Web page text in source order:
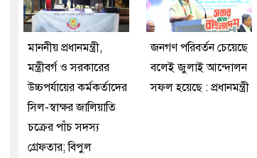
মাননীয় প্রধানমন্ত্রী,
মন্ত্রীবর্গ ও সরকারের
উচ্চপর্যায়ের কর্মকর্তাদের
সিল-স্বাক্ষর জালিয়াতি
চক্রের পাঁচ সদস্য
গ্রেফতার; বিপুল
জনগণ পরিবর্তন চেয়েছে
বলেই জুলাই আন্দোলন
সফল হয়েছে : প্রধানমন্ত্রী